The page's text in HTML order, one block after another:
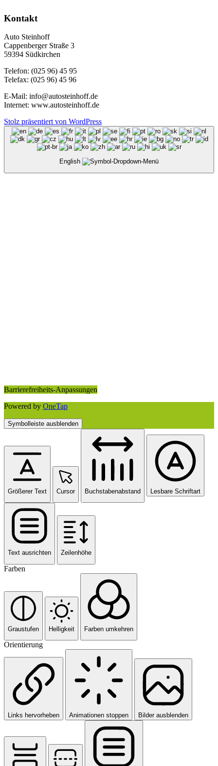
Kontakt
Auto Steinhoff
Cappenberger Straße 3
59394 Südkirchen
Telefon: (025 96) 45 95
Telefax: (025 96) 45 96
E-Mail: info@autosteinhoff.de
Internet: www.autosteinhoff.de
Stolz präsentiert von WordPress
English
Barrierefreiheits-Anpassungen
Powered by OneTap
Symbolleiste ausblenden
Größerer Text Cursor Buchstabenabstand Lesbare Schriftart
Text ausrichten Zeilenhöhe
Farben
Graustufen Helligkeit Farben umkehren
Orientierung
Links hervorheben Animationen stoppen Bilder ausblenden